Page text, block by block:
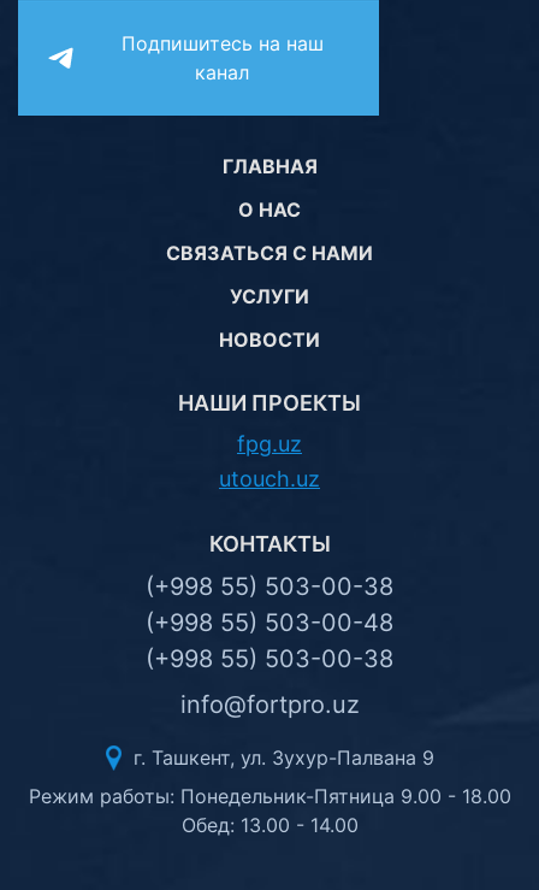
Подпишитесь на наш
канал
ГЛАВНАЯ
О НАС
СВЯЗАТЬСЯ С НАМИ
УСЛУГИ
НОВОСТИ
НАШИ ПРОЕКТЫ
fpg.uz
utouch.uz
КОНТАКТЫ
(+998 55) 503-00-38
(+998 55) 503-00-48
(+998 55) 503-00-38
info@fortpro.uz
г. Ташкент, ул. Зухур-Палвана 9
Режим работы: Понедельник-Пятница 9.00 - 18.00
Обед: 13.00 - 14.00